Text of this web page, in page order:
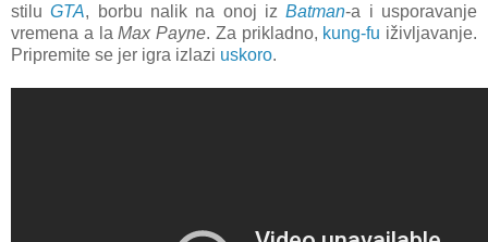
stiluGTA, borbu nalik na onoj izBatman-a i usporavanje
vremena a laMax Payne. Za prikladno, kung-fu iživljavanje.
Pripremite se jer igra izlazi uskoro.